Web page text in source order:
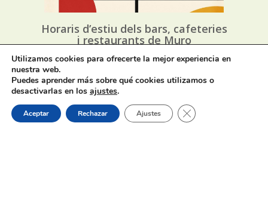
Horaris d’estiu dels bars, cafeteries
i restaurants de Muro
31 de julio de 2026
Utilizamos cookies para ofrecerte la mejor experiencia en
nuestra web.
Puedes aprender más sobre qué cookies utilizamos o
desactivarlas en los ajustes.
Aceptar Rechazar Ajustes Cerrar el banner de